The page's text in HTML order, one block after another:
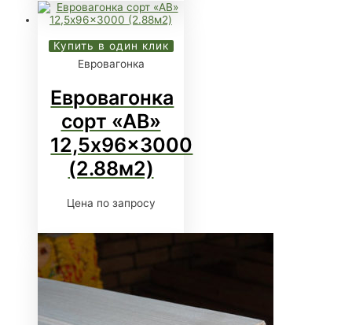
Купить в один клик
Евровагонка
Евровагонка
сорт «АВ»
12,5x96x3000
(2.88м2)
Цена по запросу